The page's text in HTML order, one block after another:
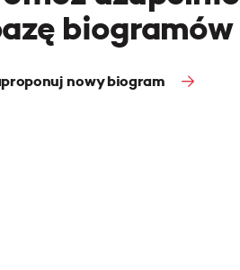
biogramów
nowy biogram